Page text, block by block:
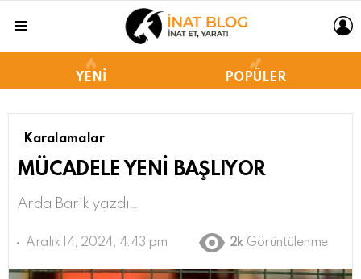
YENI POPÜLER
Karalamalar
MÜCADELE YENİ BAŞLIYOR
Arda Barik yazdı…
Aralık 14, 2024, 4:43 pm 2k Görüntülenme